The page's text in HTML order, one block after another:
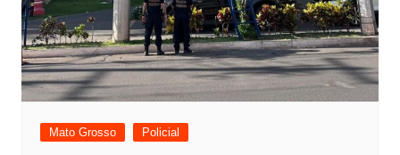
Mato Grosso Policial